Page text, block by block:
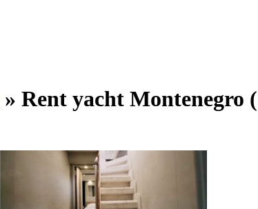
» Rent yacht Montenegro